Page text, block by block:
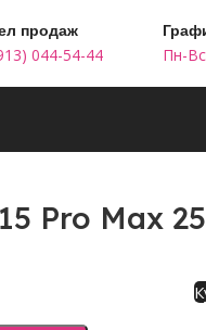
продаж
044-54-44 Пн-
Pro Max